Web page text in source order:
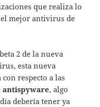
que realiza lo
mejor antivirus de
2 de la nueva
esta nueva
respecto a las
antispyware, algo
debería tener ya